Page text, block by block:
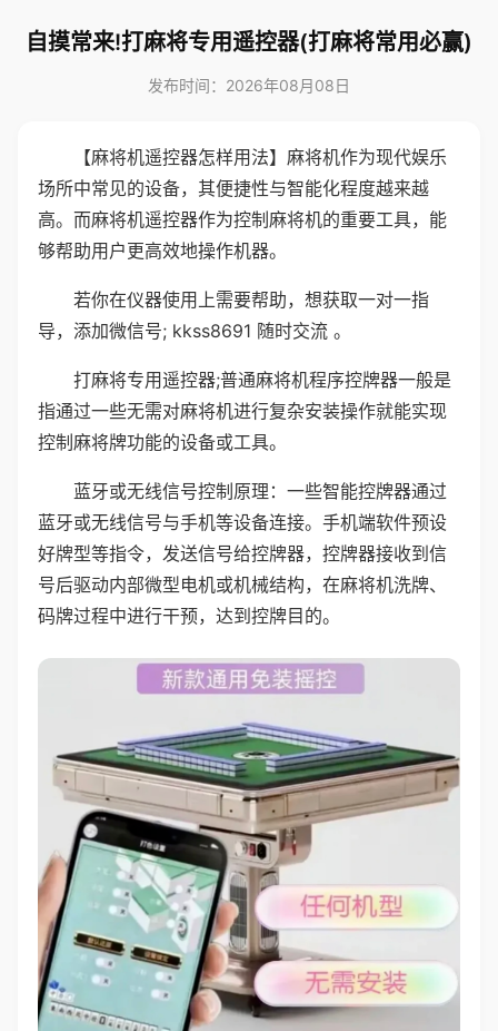
自摸常来!打麻将专用遥控器(打麻将常用必赢)
发布时间：2026年08月08日
【麻将机遥控器怎样用法】麻将机作为现代娱乐
场所中常见的设备，其便捷性与智能化程度越来越
高。而麻将机遥控器作为控制麻将机的重要工具，能
够帮助用户更高效地操作机器。
若你在仪器使用上需要帮助，想获取一对一指
导，添加微信号; kkss8691 随时交流 。
打麻将专用遥控器;普通麻将机程序控牌器一般是
指通过一些无需对麻将机进行复杂安装操作就能实现
控制麻将牌功能的设备或工具。
蓝牙或无线信号控制原理：一些智能控牌器通过
蓝牙或无线信号与手机等设备连接。手机端软件预设
好牌型等指令，发送信号给控牌器，控牌器接收到信
号后驱动内部微型电机或机械结构，在麻将机洗牌、
码牌过程中进行干预，达到控牌目的。